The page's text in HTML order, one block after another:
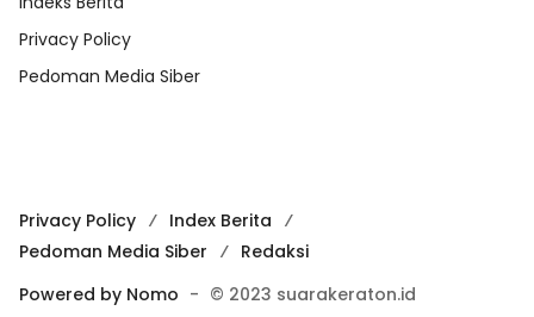
Privacy Policy
Pedoman Media Siber
Privacy Policy
Index Berita
Pedoman Media Siber
Redaksi
Powered by Nomo - © 2023 suarakeraton.id